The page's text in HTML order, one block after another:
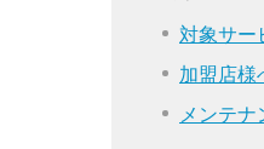
対象サー
加盟店様
メンテ